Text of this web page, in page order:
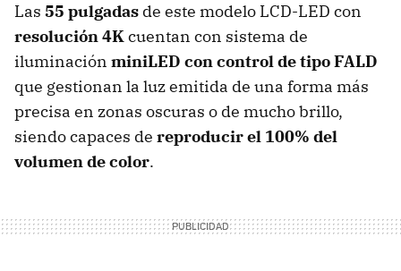
Las 55 pulgadas de este modelo LCD-LED con
resolución 4Kcuentan con sistema de
iluminación miniLED con control de tipo FALD
que gestionan la luz emitida de una forma más
precisa en zonas oscuras o de mucho brillo,
siendo capaces de reproducir el 100% del
volumen de color.